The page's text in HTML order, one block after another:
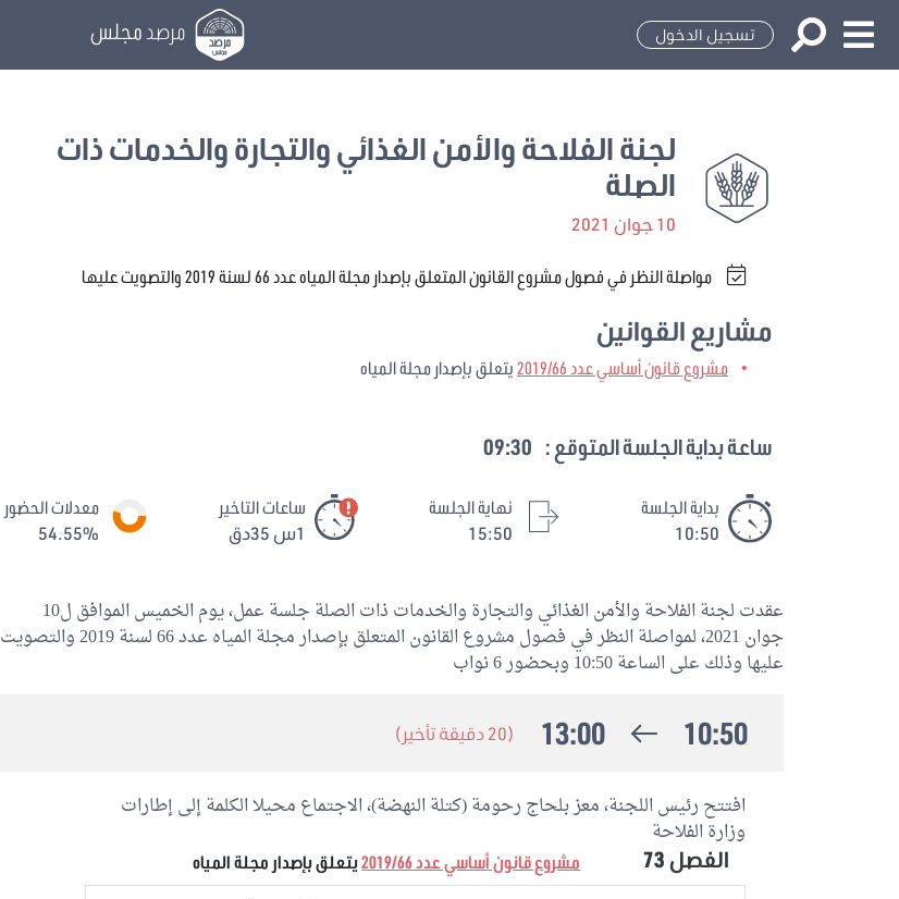
تسجيل الدخول مرصد مجلس
لجنة الفلاحة والأمن الغذائي والتجارة والخدمات ذات
الصلة
10 جوان 2021
مواصلة النظر في فصول مشروع القانون المتعلق بإصدار مجلة المياه عدد 66 لسنة 2019 والتصويت عليها
مشاريع القوانين
مشروع قانون أساسي عدد 2019/66 يتعلق بإصدار مجلة المياه
ساعة بداية الجلسة المتوقع : 09:30
بداية الجلسة
10:50
نهاية الجلسة
15:50
ساعات التاخير
1س 35دق
معدلات الحضور
54.55%
عقدت لجنة الفلاحة والأمن الغذائي والتجارة والخدمات ذات الصلة جلسة عمل، يوم الخميس الموافق ل10
جوان 2021، لمواصلة النظر في فصول مشروع القانون المتعلق بإصدار مجلة المياه عدد 66 لسنة 2019 والتصويت
عليها وذلك على الساعة 10:50 وبحضور 6 نواب
10:50
13:00 (20 دقيقة تأخير)
افتتح رئيس اللجنة، معز بلحاج رحومة (كتلة النهضة)، الاجتماع محيلا الكلمة إلى إطارات
وزارة الفلاحة
الفصل73 مشروع قانون أساسي عدد 2019/66 يتعلق بإصدار مجلة المياه